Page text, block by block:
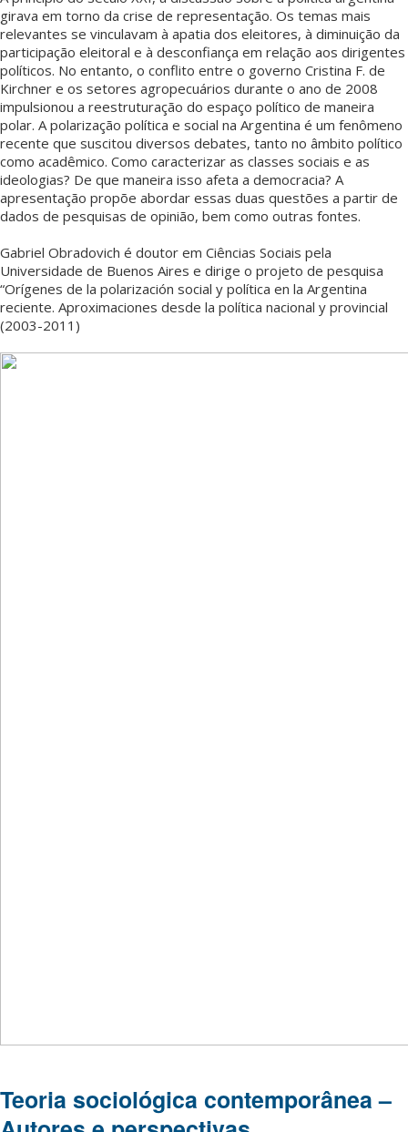
girava em torno da crise de representação. Os temas mais
relevantes se vinculavam à apatia dos eleitores, à diminuição da
participação eleitoral e à desconfiança em relação aos dirigentes
políticos. No entanto, o conflito entre o governo Cristina F. de
Kirchner e os setores agropecuários durante o ano de 2008
impulsionou a reestruturação do espaço político de maneira
polar. A polarização política e social na Argentina é um fenômeno
recente que suscitou diversos debates, tanto no âmbito político
como acadêmico. Como caracterizar as classes sociais e as
ideologias? De que maneira isso afeta a democracia? A
apresentação propõe abordar essas duas questões a partir de
dados de pesquisas de opinião, bem como outras fontes.
Gabriel Obradovich é doutor em Ciências Sociais pela
Universidade de Buenos Aires e dirige o projeto de pesquisa
“Orígenes de la polarización social y política en la Argentina
reciente. Aproximaciones desde la política nacional y provincial
(2003-2011)
Teoria sociológica contemporânea –